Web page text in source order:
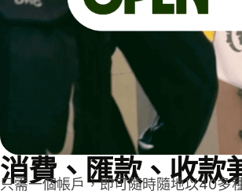
消費、匯款、收款
只需一個帳戶，即可隨時隨地以40多